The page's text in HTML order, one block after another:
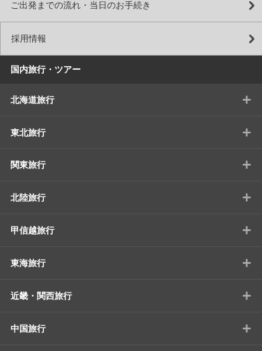
ご出発までの流れ・当日のお手続き
採用情報
国内旅行・ツアー
北海道旅行 +
東北旅行 +
関東旅行 +
北陸旅行 +
甲信越旅行 +
東海旅行 +
近畿・関西旅行 +
中国旅行 +